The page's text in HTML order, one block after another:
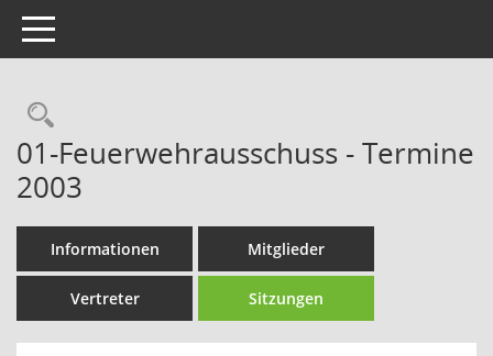
Toggle navigation
Rechercheauswahl
01-Feuerwehrausschuss - Termine
2003
Informationen Mitglieder
Vertreter Sitzungen